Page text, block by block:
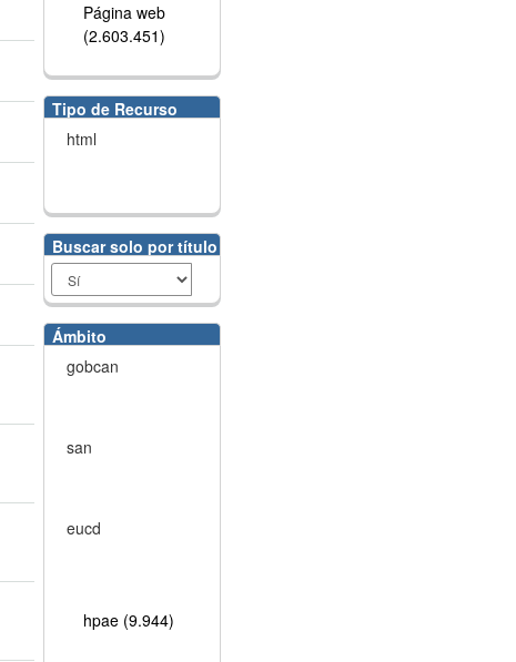
Página web
(2.603.451)
Tipo de Recurso
html
Buscar solo por título
Ámbito
gobcan
san
eucd
hpae (9.944)